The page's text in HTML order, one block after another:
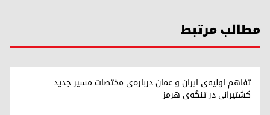
مطالب مرتبط
تفاهم اولیه‌ی ایران و عمان درباره‌ی مختصات مسیر جدید
کشتیرانی در تنگه‌ی هرمز